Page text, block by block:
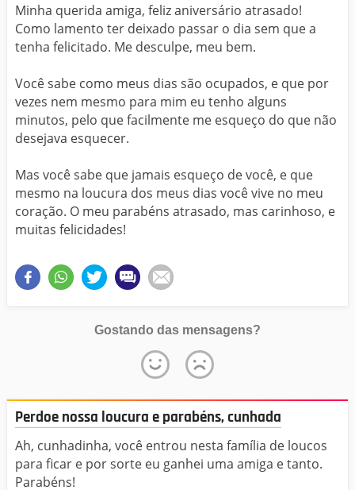
Minha querida amiga, feliz aniversário atrasado!
Como lamento ter deixado passar o dia sem que a
tenha felicitado. Me desculpe, meu bem.
Você sabe como meus dias são ocupados, e que por
vezes nem mesmo para mim eu tenho alguns
minutos, pelo que facilmente me esqueço do que não
desejava esquecer.
Mas você sabe que jamais esqueço de você, e que
mesmo na loucura dos meus dias você vive no meu
coração. O meu parabéns atrasado, mas carinhoso, e
muitas felicidades!
Gostando das mensagens?
Perdoe nossa loucura e parabéns, cunhada
Ah, cunhadinha, você entrou nesta família de loucos
para ficar e por sorte eu ganhei uma amiga e tanto.
Parabéns!